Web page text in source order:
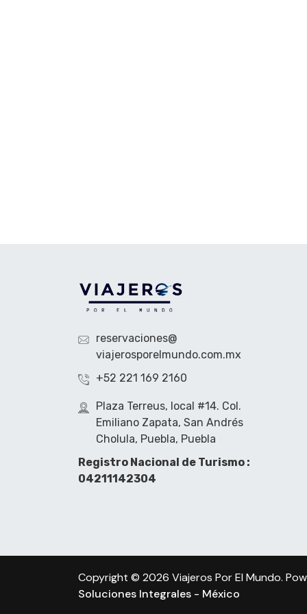
reservaciones@
viajerosporelmundo.com.mx
+52 221 169 2160
Plaza Terreus, local #14. Col.
Emiliano Zapata, San Andrés
Cholula, Puebla, Puebla
Registro Nacional de Turismo :
04211142304
Copyright © 2026 Viajeros Por El Mundo.
Soluciones Integrales - México